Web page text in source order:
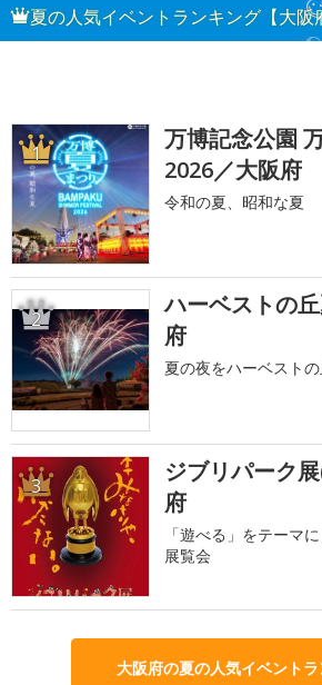
夏の人気イベントランキング【大阪
1
万博記念公園
2026／大阪府
令和の夏、昭和な夏
2
ハーベストの
府
夏の夜をハーベスト
3
ジブリパーク
府
「遊べる」をテーマ
展覧会
大阪府の夏の人気イベント